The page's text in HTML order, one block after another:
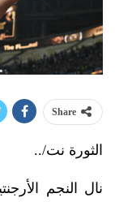
Share
الثورة نت/..
نال النجم